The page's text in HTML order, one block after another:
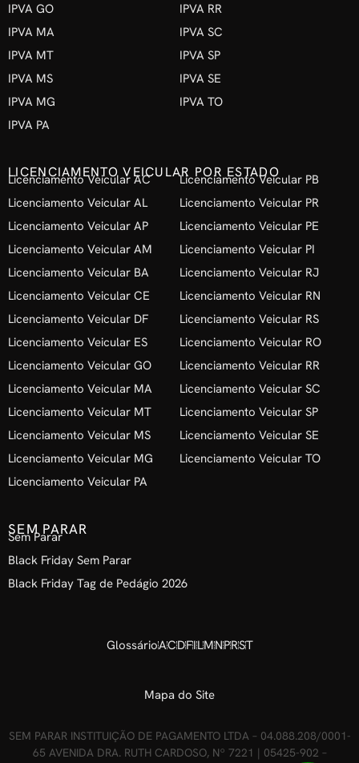
IPVA GO
IPVA MA
IPVA MT
IPVA MS
IPVA MG
IPVA PA
IPVA RR
IPVA SC
IPVA SP
IPVA SE
IPVA TO
LICENCIAMENTO VEICULAR POR ESTADO
Licenciamento Veicular AC
Licenciamento Veicular AL
Licenciamento Veicular AP
Licenciamento Veicular AM
Licenciamento Veicular BA
Licenciamento Veicular CE
Licenciamento Veicular DF
Licenciamento Veicular ES
Licenciamento Veicular GO
Licenciamento Veicular MA
Licenciamento Veicular MT
Licenciamento Veicular MS
Licenciamento Veicular MG
Licenciamento Veicular PA
Licenciamento Veicular PB
Licenciamento Veicular PR
Licenciamento Veicular PE
Licenciamento Veicular PI
Licenciamento Veicular RJ
Licenciamento Veicular RN
Licenciamento Veicular RS
Licenciamento Veicular RO
Licenciamento Veicular RR
Licenciamento Veicular SC
Licenciamento Veicular SP
Licenciamento Veicular SE
Licenciamento Veicular TO
SEM PARAR
Sem Parar
Black Friday Sem Parar
Black Friday Tag de Pedágio 2026
GlossárioACDFILMNPRST
Mapa do Site
SEM PARAR INSTITUIÇÃO DE PAGAMENTO LTDA – 04.088.208/0001-
65 AVENIDA DRA. RUTH CARDOSO, Nº 7221 | 05425-902 –